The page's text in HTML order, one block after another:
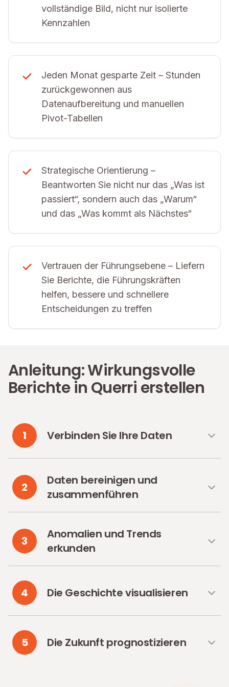
vollständige Bild, nicht nur isolierte
Kennzahlen
Jeden Monat gesparte Zeit – Stunden
zurückgewonnen aus
Datenaufbereitung und manuellen
Pivot-Tabellen
Strategische Orientierung –
Beantworten Sie nicht nur das „Was ist
passiert“, sondern auch das „Warum“
und das „Was kommt als Nächstes“
Vertrauen der Führungsebene – Liefern
Sie Berichte, die Führungskräften
helfen, bessere und schnellere
Entscheidungen zu treffen
Anleitung: Wirkungsvolle
Berichte in Querri erstellen
1 Verbinden Sie Ihre Daten
2
Daten bereinigen und
zusammenführen
3
Anomalien und Trends
erkunden
4 Die Geschichte visualisieren
5 Die Zukunft prognostizieren